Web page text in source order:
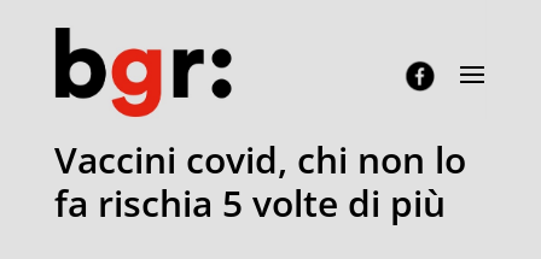
Vaccini covid, chi non lo
fa rischia 5 volte di più